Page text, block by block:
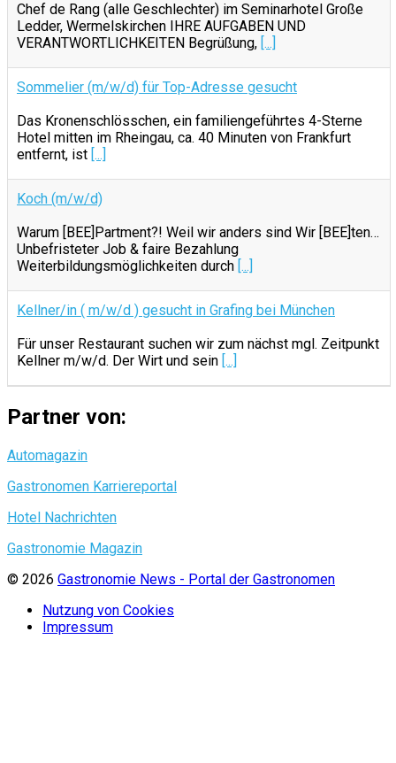
Chef de Rang (alle Geschlechter) im Seminarhotel Große
Ledder, Wermelskirchen IHRE AUFGABEN UND
VERANTWORTLICHKEITEN Begrüßung, [...]
Sommelier (m/w/d) für Top-Adresse gesucht
Das Kronenschlösschen, ein familiengeführtes 4-Sterne
Hotel mitten im Rheingau, ca. 40 Minuten von Frankfurt
entfernt, ist [...]
Koch (m/w/d)
Warum [BEE]Partment?! Weil wir anders sind Wir [BEE]ten…
Unbefristeter Job & faire Bezahlung
Weiterbildungsmöglichkeiten durch [...]
Kellner/in ( m/w/d ) gesucht in Grafing bei München
Für unser Restaurant suchen wir zum nächst mgl. Zeitpunkt
Kellner m/w/d. Der Wirt und sein [...]
Partner von:
Automagazin
Gastronomen Karriereportal
Hotel Nachrichten
Gastronomie Magazin
© 2026 Gastronomie News - Portal der Gastronomen
Nutzung von Cookies
Impressum